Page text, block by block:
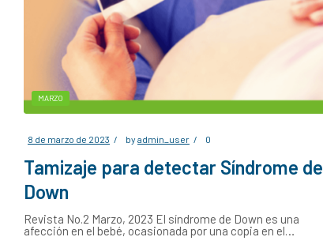
MARZO
8 de marzo de 2023 by admin_user 0
Tamizaje para detectar Síndrome de
Down
Revista No.2 Marzo, 2023 El síndrome de Down es una
afección en el bebé, ocasionada por una copia en el…